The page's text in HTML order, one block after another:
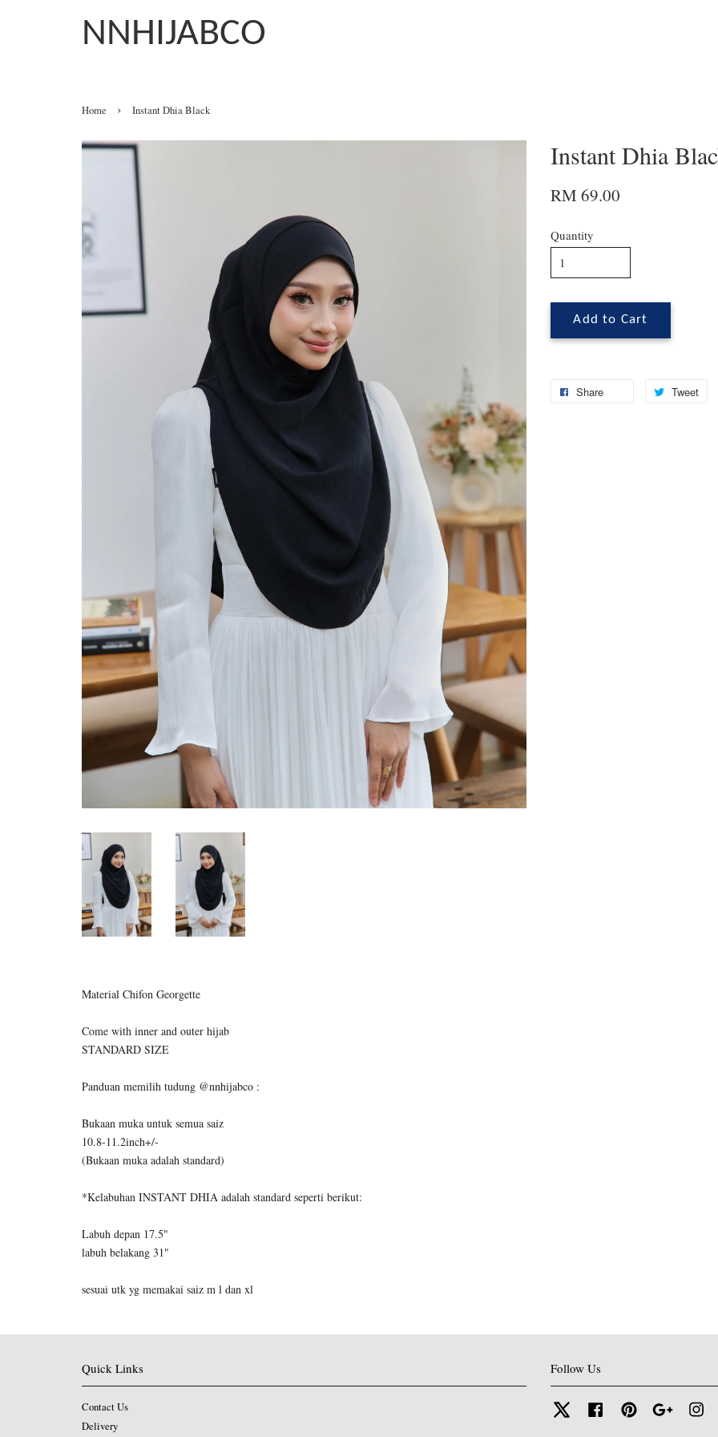
NNHIJABCO
Home › Instant Dhia Black
Instant Dhia
RM 69.00
Quantity
Add to Cart
Share Tweet
Material Chifon Georgette
Come with inner and outer hijab
STANDARD SIZE
Panduan memilih tudung @nnhijabco :
Bukaan muka untuk semua saiz
10.8-11.2inch+/-
(Bukaan muka adalah standard)
*Kelabuhan INSTANT DHIA adalah standard seperti berikut:
Labuh depan 17.5"
labuh belakang 31"
sesuai utk yg memakai saiz m l dan xl
Quick Links
Contact Us
Delivery
Follow Us
Twitter Facebook Pinterest Google